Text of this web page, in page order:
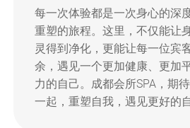
每一次体验都是一次身心的深
重塑的旅程。这里，不仅能让
灵得到净化，更能让每一位宾
余，遇见一个更加健康、更加
力的自己。成都会所SPA，期
一起，重塑自我，遇见更好的自